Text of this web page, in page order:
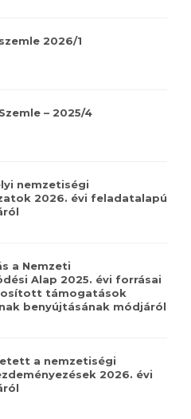
2026/1
– 2025/4
nemzetiségi
2026. évi feladatalapú
a Nemzeti
Alap 2025. évi forrásai
támogatások
benyújtásának módjáról
a nemzetiségi
2026. évi